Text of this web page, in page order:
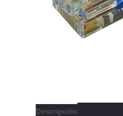
Descripción